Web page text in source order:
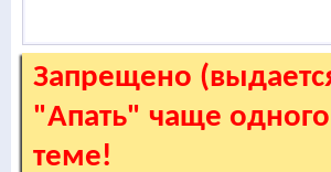
Запрещено
"Апать" чаще
теме!